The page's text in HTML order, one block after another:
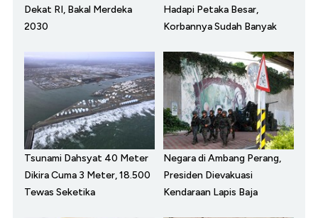
Dekat RI, Bakal Merdeka
2030
Hadapi Petaka Besar,
Korbannya Sudah Banyak
Tsunami Dahsyat 40 Meter
Dikira Cuma 3 Meter, 18.500
Tewas Seketika
Negara di Ambang Perang,
Presiden Dievakuasi
Kendaraan Lapis Baja